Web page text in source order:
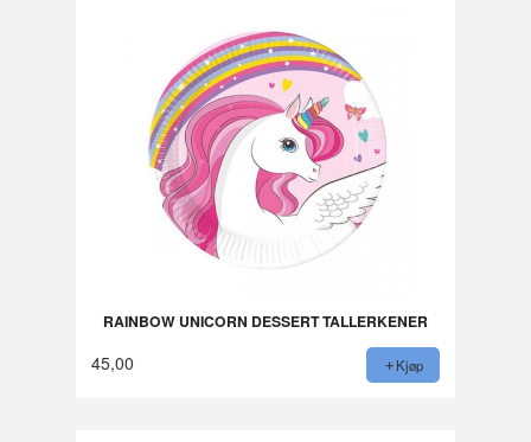
RAINBOW UNICORN DESSERT TALLERKENER
45,00 Kjøp